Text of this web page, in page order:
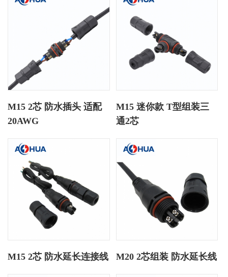
M15 2芯 防水插头 适配
20AWG
M15 迷你款 T型组装三
通2芯
M15 2芯 防水延长连接线 M20 2芯组装 防水延长线